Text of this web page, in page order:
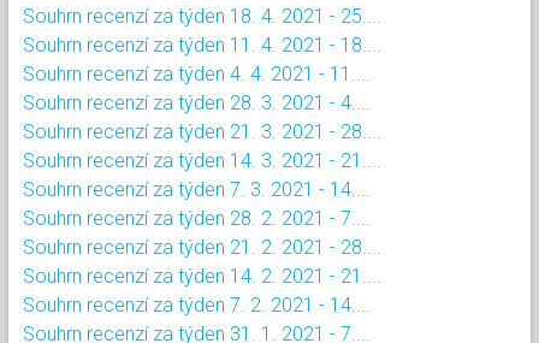
Souhrn recenzí za týden 18. 4. 2021 - 25....
Souhrn recenzí za týden 11. 4. 2021 - 18....
Souhrn recenzí za týden 4. 4. 2021 - 11....
Souhrn recenzí za týden 28. 3. 2021 - 4....
Souhrn recenzí za týden 21. 3. 2021 - 28....
Souhrn recenzí za týden 14. 3. 2021 - 21....
Souhrn recenzí za týden 7. 3. 2021 - 14....
Souhrn recenzí za týden 28. 2. 2021 - 7....
Souhrn recenzí za týden 21. 2. 2021 - 28....
Souhrn recenzí za týden 14. 2. 2021 - 21....
Souhrn recenzí za týden 7. 2. 2021 - 14....
Souhrn recenzí za týden 31. 1. 2021 - 7....